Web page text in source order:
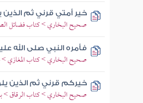
خير أمتي قرني ثم
صحيح البخاري > كتاب فضائل
فأمره النبي صلى الله
صحيح البخاري > كتاب المغازي >
خيركم قرني ثم الذين
صحيح البخاري > كتاب الرقاق >